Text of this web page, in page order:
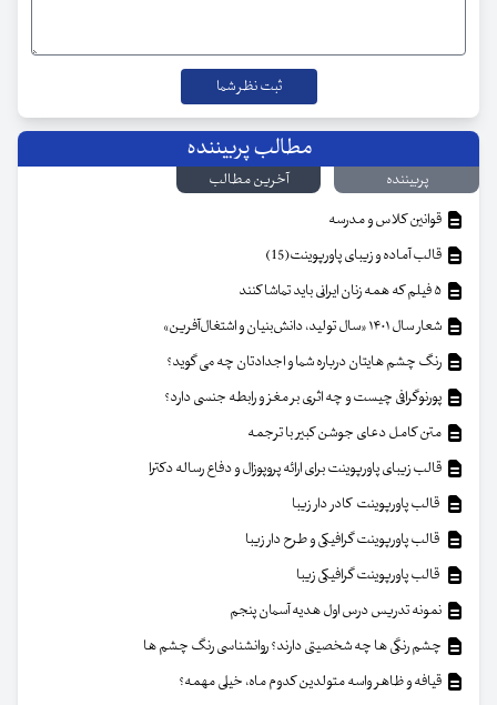
مطالب پربیننده
پربیننده
آخرین مطالب
قوانین کلاس و مدرسه
قالب آماده و زیبای پاورپوینت(15)
شعار سال ۱۴۰۱ «سال تولید، دانش‌بنیان و اشتغال‌آفرین»
رنگ چشم هایتان درباره شما و اجدادتان چه می گوید؟
پورنوگرافی چیست و چه اثری بر مغز و رابطه جنسی دارد؟
متن کامل دعای جوشن کبیر با ترجمه
قالب زیبای پاورپوینت برای ارائه پروپوزال و دفاع رساله دکترا
قالب پاورپوینت کادر دار زیبا
قالب پاورپوینت گرافیکی و طرح دار زیبا
قالب پاورپوینت گرافیکی زیبا
نمونه تدریس درس اول هدیه آسمان پنجم
چشم رنگی ها چه شخصیتی دارند؟ روانشناسی رنگ چشم ها
قیافه و ظاهر واسه متولدین کدوم ماه، خیلی مهمه؟